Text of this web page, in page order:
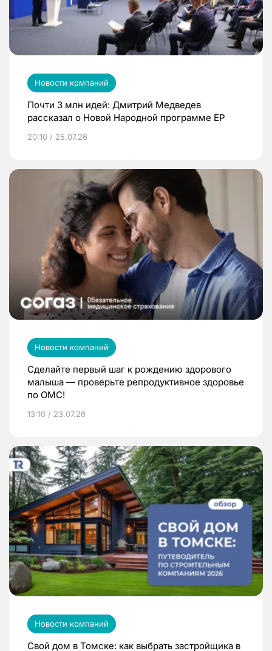
Новости компаний
Почти 3 млн идей: Дмитрий Медведев
рассказал о Новой Народной программе ЕР
20:10 / 25.07.26
Новости компаний
Сделайте первый шаг к рождению здорового
малыша — проверьте репродуктивное здоровье
по ОМС!
13:10 / 23.07.26
Новости компаний
Свой дом в Томске: как выбрать застройщика в